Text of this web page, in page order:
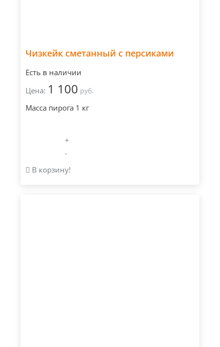
Чизкейк сметанный с персиками
Есть в наличии
Цена: 1 100 руб.
Масса пирога 1 кг
+
-
В корзину!